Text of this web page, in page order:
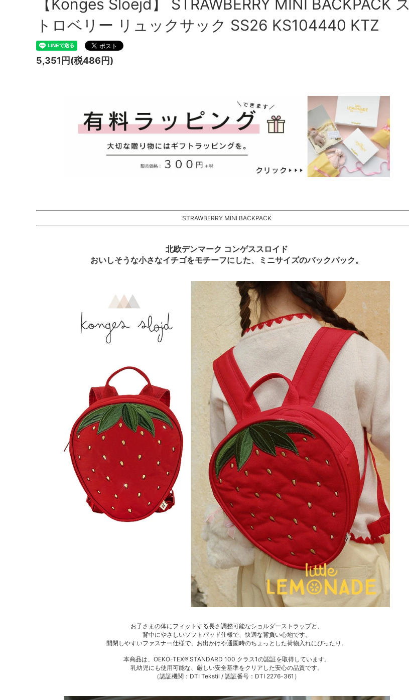
【Konges Sloejd】 STRAWBERRY MINI BACKPACK ス
トロベリー リュックサック SS26 KS104440 KTZ
5,351円(税486円)
STRAWBERRY MINI BACKPACK
北欧デンマーク コンゲススロイド
おいしそうな小さなイチゴをモチーフにした、ミニサイズのバックパック。
お子さまの体にフィットする長さ調整可能なショルダーストラップと、
背中にやさしいソフトパッド仕様で、快適な背負い心地です。
開閉しやすいファスナー仕様で、お出かけや通園時のちょっとした荷物入れにぴったり。
本商品は、OEKO-TEX® STANDARD 100 クラス1の認証を取得しています。
乳幼児にも使用可能な、厳しい安全基準をクリアした安心の品質です。
（認証機関：DTI Tekstil / 認証番号：DTI 2276-361）